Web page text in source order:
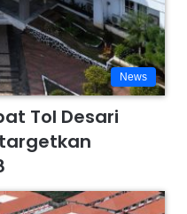
News
Tol Desari